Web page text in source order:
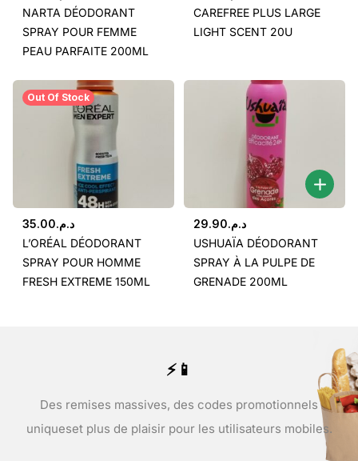
NARTA DÉODORANT
SPRAY POUR FEMME
PEAU PARFAITE 200ML
CAREFREE PLUS LARGE
LIGHT SCENT 20U
Out Of Stock
د.م.35.00
L’ORÉAL DÉODORANT
SPRAY POUR HOMME
FRESH EXTREME 150ML
د.م.29.90
USHUAÏA DÉODORANT
SPRAY À LA PULPE DE
GRENADE 200ML
⚡📱
Des remises massives, des codes promotionnels
uniqueset plus de plaisir pour les utilisateurs mobiles.